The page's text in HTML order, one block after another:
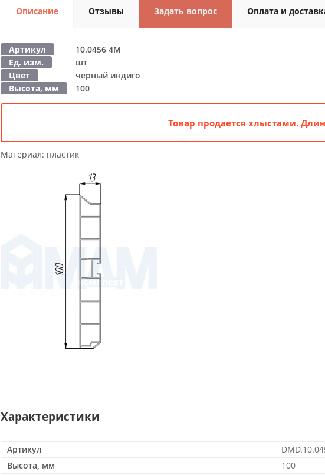
Описание Отзывы Задать вопрос Оплата и
Артикул
10.0456 4M
Ед. изм.
шт
Цвет
черный индиго
Высота, мм
100
Товар продается хлыстами.
Материал: пластик
Характеристики
Артикул
Высота, мм
100